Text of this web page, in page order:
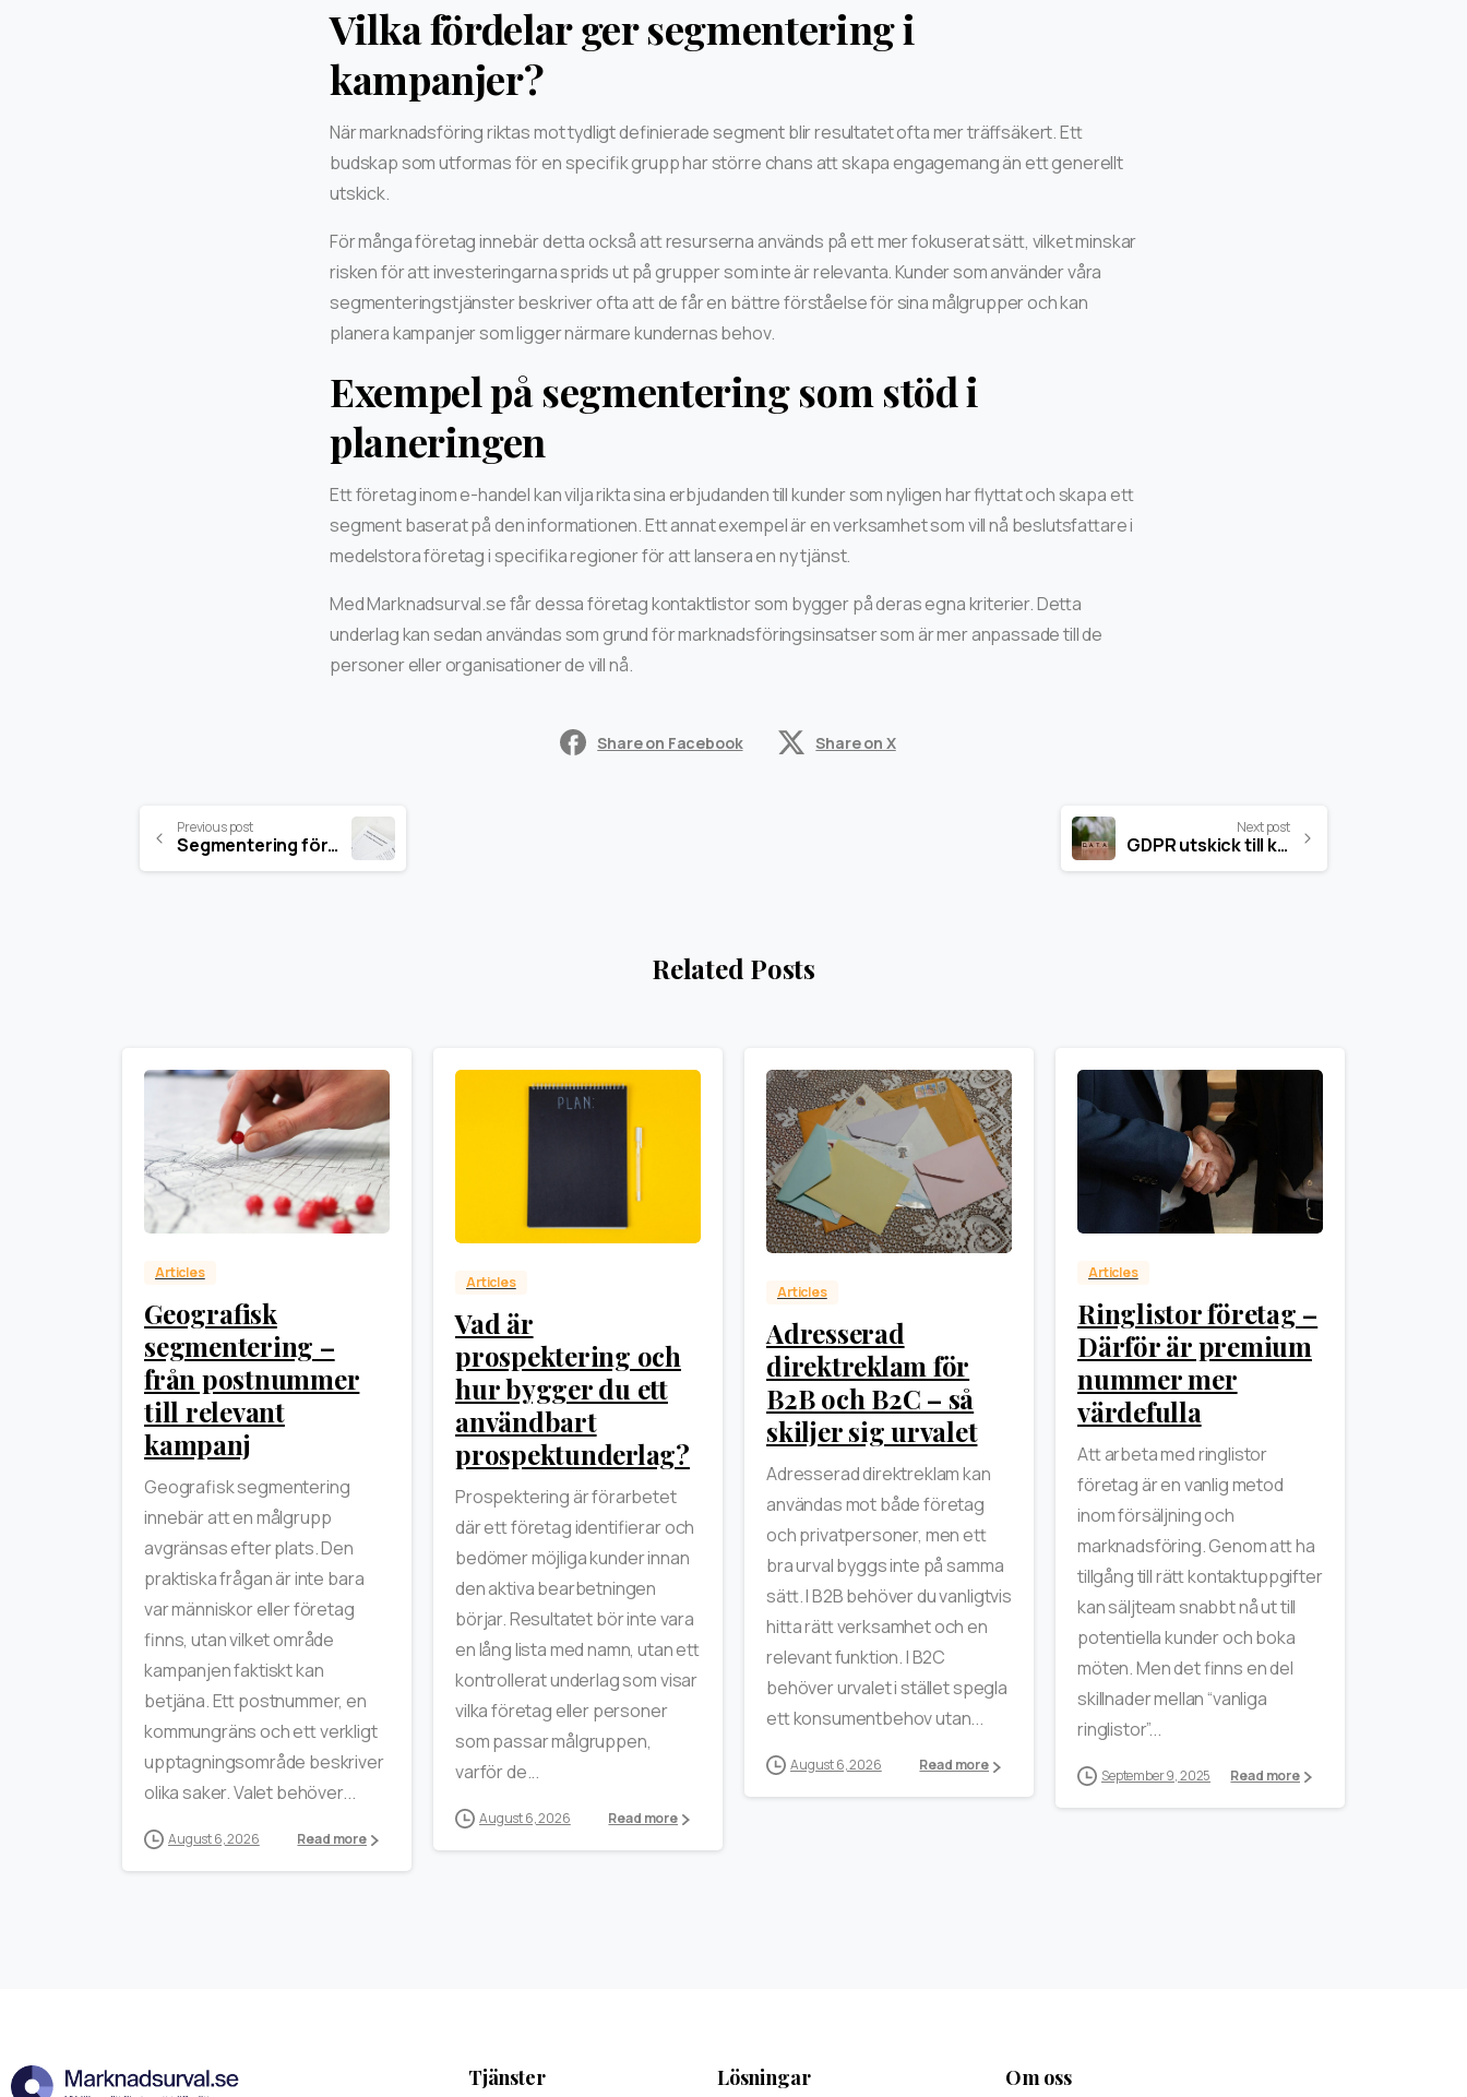
Vilka fördelar ger segmentering i
kampanjer?
När marknadsföring riktas mot tydligt definierade segment blir resultatet ofta mer träffsäkert. Ett
budskap som utformas för en specifik grupp har större chans att skapa engagemang än ett generellt
utskick.
För många företag innebär detta också att resurserna används på ett mer fokuserat sätt, vilket minskar
risken för att investeringarna sprids ut på grupper som inte är relevanta. Kunder som använder våra
segmenteringstjänster beskriver ofta att de får en bättre förståelse för sina målgrupper och kan
planera kampanjer som ligger närmare kundernas behov.
Exempel på segmentering som stöd i
planeringen
Ett företag inom e-handel kan vilja rikta sina erbjudanden till kunder som nyligen har flyttat och skapa ett
segment baserat på den informationen. Ett annat exempel är en verksamhet som vill nå beslutsfattare i
medelstora företag i specifika regioner för att lansera en ny tjänst.
Med Marknadsurval.se får dessa företag kontaktlistor som bygger på deras egna kriterier. Detta
underlag kan sedan användas som grund för marknadsföringsinsatser som är mer anpassade till de
personer eller organisationer de vill nå.
Share on Facebook Share on X
Previous post
Segmentering företag – Vad ska man tänka på?
Next post
GDPR utskick till kunder (Vad gäller?)
Related Posts
0
Articles
Geografisk
segmentering –
från postnummer
till relevant
kampanj
Geografisk segmentering
innebär att en målgrupp
avgränsas efter plats. Den
praktiska frågan är inte bara
var människor eller företag
finns, utan vilket område
kampanjen faktiskt kan
betjäna. Ett postnummer, en
kommungräns och ett verkligt
upptagningsområde beskriver
olika saker. Valet behöver...
August 6, 2026 Read more
Articles
Vad är
prospektering och
hur bygger du ett
användbart
prospektunderlag?
Prospektering är förarbetet
där ett företag identifierar och
bedömer möjliga kunder innan
den aktiva bearbetningen
börjar. Resultatet bör inte vara
en lång lista med namn, utan ett
kontrollerat underlag som visar
vilka företag eller personer
som passar målgruppen,
varför de...
August 6, 2026 Read more
0
Articles
Adresserad
direktreklam för
B2B och B2C – så
skiljer sig urvalet
Adresserad direktreklam kan
användas mot både företag
och privatpersoner, men ett
bra urval byggs inte på samma
sätt. I B2B behöver du vanligtvis
hitta rätt verksamhet och en
relevant funktion. I B2C
behöver urvalet i stället spegla
ett konsumentbehov utan...
August 6, 2026 Read more
Articles
Ringlistor företag –
Därför är premium
nummer mer
värdefulla
Att arbeta med ringlistor
företag är en vanlig metod
inom försäljning och
marknadsföring. Genom att ha
tillgång till rätt kontaktuppgifter
kan säljteam snabbt nå ut till
potentiella kunder och boka
möten. Men det finns en del
skillnader mellan “vanliga
ringlistor”...
September 9, 2025 Read more
Tjänster Lösningar Om oss